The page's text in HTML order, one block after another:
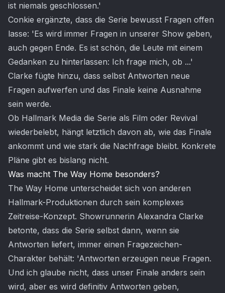
ist niemals geschlossen.'
Conkie ergänzte, dass die Serie bewusst Fragen offen
lasse: 'Es wird immer Fragen in unserer Show geben,
auch gegen Ende. Es ist schön, die Leute mit einem
Gedanken zu hinterlassen: Ich frage mich, ob ...'
Clarke fügte hinzu, dass selbst Antworten neue
Fragen aufwerfen und das Finale keine Ausnahme
sein werde.
Ob Hallmark Media die Serie als Film oder Revival
wiederbelebt, hängt letztlich davon ab, wie das Finale
ankommt und wie stark die Nachfrage bleibt. Konkrete
Pläne gibt es bislang nicht.
Was macht The Way Home besonders?
The Way Home unterscheidet sich von anderen
Hallmark-Produktionen durch sein komplexes
Zeitreise-Konzept. Showrunnerin Alexandra Clarke
betonte, dass die Serie selbst dann, wenn sie
Antworten liefert, immer einen Fragezeichen-
Charakter behält: 'Antworten erzeugen neue Fragen.
Und ich glaube nicht, dass unser Finale anders sein
wird, aber es wird definitiv Antworten geben,